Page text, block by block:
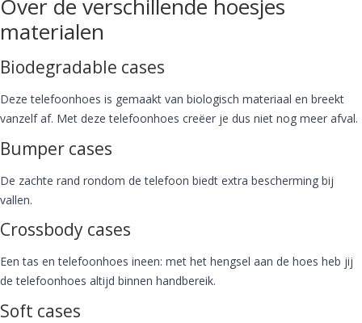
Over de verschillende hoesjes
materialen
Biodegradable cases
Deze telefoonhoes is gemaakt van biologisch materiaal en breekt
vanzelf af. Met deze telefoonhoes creëer je dus niet nog meer afval.
Bumper cases
De zachte rand rondom de telefoon biedt extra bescherming bij
vallen.
Crossbody cases
Een tas en telefoonhoes ineen: met het hengsel aan de hoes heb jij
de telefoonhoes altijd binnen handbereik.
Soft cases